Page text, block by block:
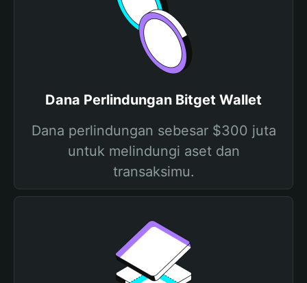
Dana Perlindungan Bitget Wallet
Dana perlindungan sebesar $300 juta
untuk melindungi aset dan
transaksimu.